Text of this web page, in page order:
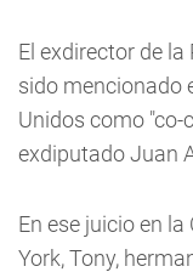
El exdirector de
sido mencionado
Unidos como "co-
exdiputado Juan
En ese juicio en
York, Tony,